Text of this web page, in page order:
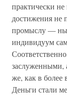
практически
достижения не
промыслу —
индивидуум
заслуженными,
же, как в более
Деньги стали